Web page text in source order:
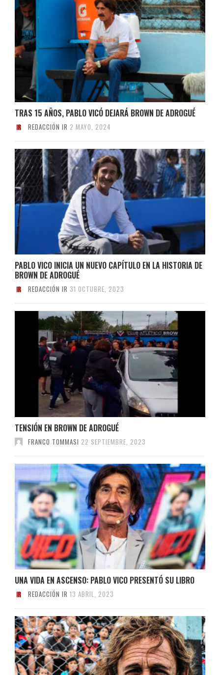
TRAS 15 AÑOS, PABLO VICÓ DEJARÁ BROWN DE ADROGUÉ
REDACCIÓN IR 2 MAYO, 2024
PABLO VICO INICIA UN NUEVO CAPÍTULO EN LA HISTORIA DE
BROWN DE ADROGUÉ
REDACCIÓN IR 31 OCTUBRE, 2023
TENSIÓN EN BROWN DE ADROGUÉ
FRANCO TOMMASI 22 SEPTIEMBRE, 2023
UNA VIDA EN ASCENSO: PABLO VICO PRESENTÓ SU LIBRO
REDACCIÓN IR 13 ABRIL, 2023